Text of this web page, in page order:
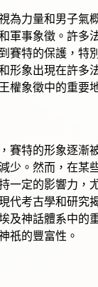
為力量和男子氣
軍事象徵。許多
賽特的保護，特
形象出現在許多
權象徵中的重要
賽特的形象逐漸
少。然而，在某
一定的影響力，
代考古學和研究
及神話體系中的
祇的豐富性。